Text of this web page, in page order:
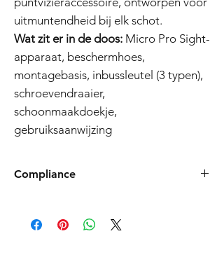
uitmuntendheid bij elk schot.
Wat zit er in de doos: Micro Pro Sight-
apparaat, beschermhoes,
montagebasis, inbussleutel (3 typen),
schroevendraaier,
schoonmaakdoekje,
gebruiksaanwijzing
Compliance
the USA need to be made compliant with
US federal laws about airsoft (orange plug,